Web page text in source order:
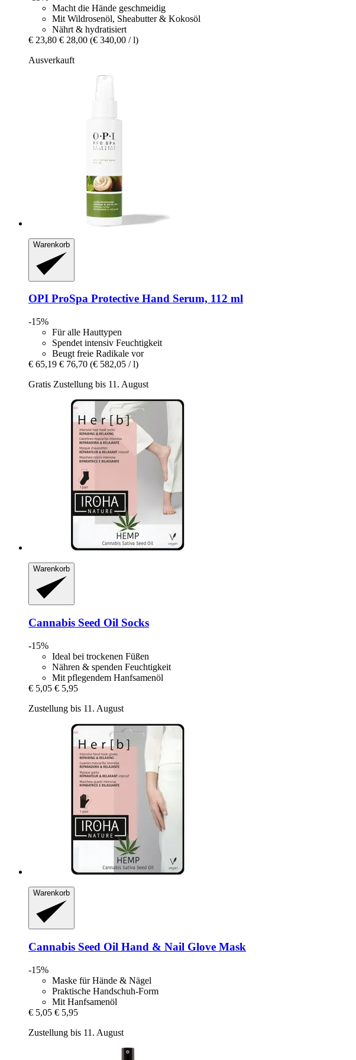
Macht die Hände geschmeidig
Mit Wildrosenöl, Sheabutter & Kokosöl
Nährt & hydratisiert
€ 23,80 € 28,00 (€ 340,00 / l)
Ausverkauft
Warenkorb
OPI ProSpa Protective Hand Serum, 112 ml
-15%
Für alle Hauttypen
Spendet intensiv Feuchtigkeit
Beugt freie Radikale vor
€ 65,19 € 76,70 (€ 582,05 / l)
Gratis Zustellung bis 11. August
Warenkorb
Cannabis Seed Oil Socks
-15%
Ideal bei trockenen Füßen
Nähren & spenden Feuchtigkeit
Mit pflegendem Hanfsamenöl
€ 5,05 € 5,95
Zustellung bis 11. August
Warenkorb
Cannabis Seed Oil Hand & Nail Glove Mask
-15%
Maske für Hände & Nägel
Praktische Handschuh-Form
Mit Hanfsamenöl
€ 5,05 € 5,95
Zustellung bis 11. August